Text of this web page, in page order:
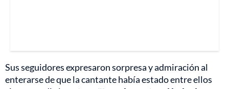
Sus seguidores expresaron sorpresa y admiración al
enterarse de que la cantante había estado entre ellos